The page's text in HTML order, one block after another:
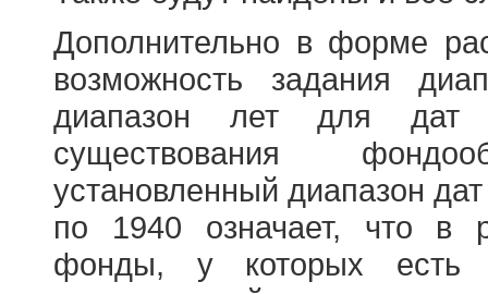
Дополнительно в форме
возможность задания
диапазон лет для
существования
установленный диапазон
по 1940 означает, что в
фонды, у которых есть